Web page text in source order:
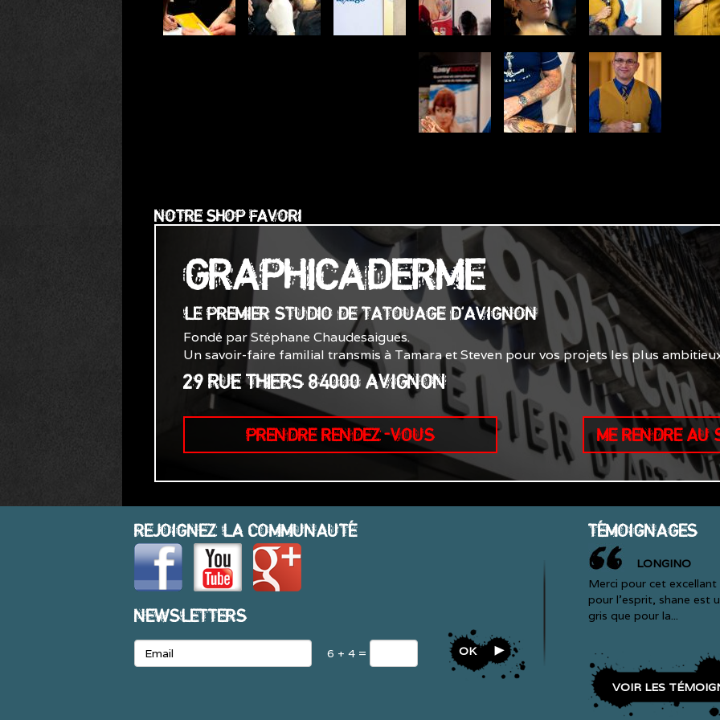
NOTRE SHOP FAVORI
GRAPHICADERME
LE PREMIER STUDIO DE TATOUAGE D'AVIGNON
Fondé par Stéphane Chaudesaigues.
Un savoir-faire familial transmis à Tamara et Steven pour vos projets les plus
29 RUE THIERS 84000 AVIGNON
PRENDRE RENDEZ-VOUS ME RENDRE AU
REJOIGNEZ LA COMMUNAUTÉ
NEWSLETTERS
6 + 4 = OK
TÉMOIGNAGES
LONGINO
Merci pour cet
pour l'esprit, shane est
gris que pour la...
VOIR LES